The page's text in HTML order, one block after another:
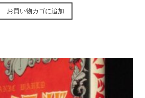
お買い物カゴに追加